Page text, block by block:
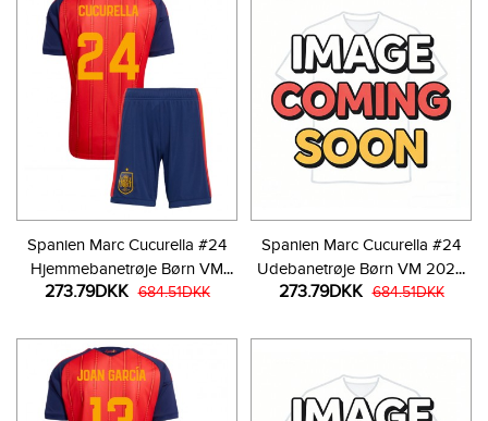
Spanien Marc Cucurella #24
Hjemmebanetrøje Børn VM
2026 Kortærmet (+ Korte
273.79DKK 684.51DKK
Spanien Marc Cucurella #24
Udebanetrøje Børn VM 2026
Kortærmet (+ Korte bukser)
273.79DKK 684.51DKK